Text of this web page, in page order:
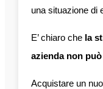
una situazione di
E’ chiaro che la
azienda non
Acquistare un